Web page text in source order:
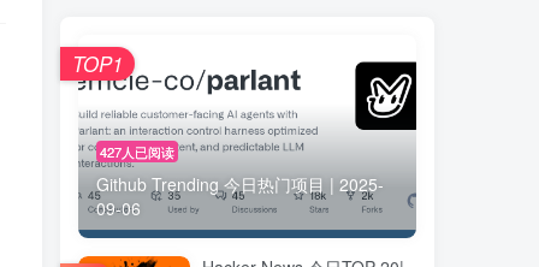
427人已阅读
Github Trending 今日热门项目 | 2025-
09-06
TOP1